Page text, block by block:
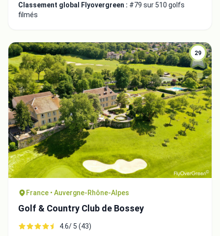
Classement global Flyovergreen : #79 sur 510 golfs
filmés
29
France • Auvergne-Rhône-Alpes
Golf & Country Club de Bossey
4.6/ 5 (43)